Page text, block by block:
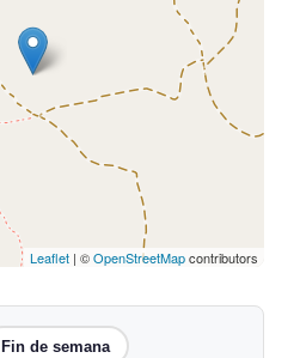
Leaflet | ©OpenStreetMapcontributors
Fin de semana